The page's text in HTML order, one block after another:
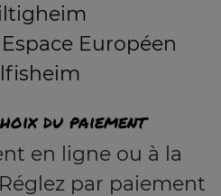
Européen
du paiement
en ligne ou à la
par paiement